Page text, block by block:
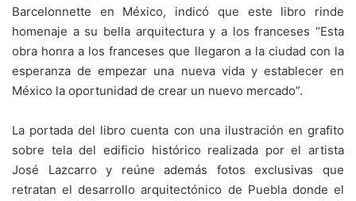
Barcelonnette en México, indicó que este libro rinde
homenaje a su bella arquitectura y a los franceses “Esta
obra honra a los franceses que llegaron a la ciudad con la
esperanza de empezar una nueva vida y establecer en
México la oportunidad de crear un nuevo mercado”.
La portada del libro cuenta con una ilustración en grafito
sobre tela del edificio histórico realizada por el artista
José Lazcarro y reúne además fotos exclusivas que
retratan el desarrollo arquitectónico de Puebla donde el